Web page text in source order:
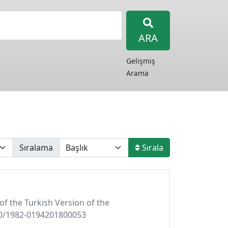
ARA
Gelişmiş
Arama
Sıralama Sırala
of the Turkish Version of the
0194201800053